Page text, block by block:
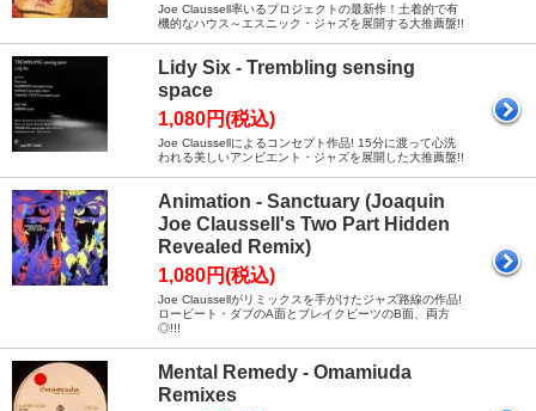
Joe Claussell率いるプロジェクトの最新作！土着的で有
機的なハウス～エスニック・ジャズを展開する大推薦盤!!
Lidy Six - Trembling sensing
space
1,080円(税込)
Joe Claussellによるコンセプト作品! 15分に渡って心洗
われる美しいアンビエント・ジャズを展開した大推薦盤!!
Animation - Sanctuary (Joaquin
Joe Claussell's Two Part Hidden
Revealed Remix)
1,080円(税込)
Joe Claussellがリミックスを手がけたジャズ路線の作品!
ロービート・ダブのA面とブレイクビーツのB面、両方
◎!!!
Mental Remedy - Omamiuda
Remixes